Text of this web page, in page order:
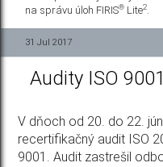
na správu úloh FIRIS® Lite2.
31 Jul 2017
Audity ISO
V dňoch od 20. do 22.
recertifikačný audit ISO
9001. Audit zastrešil